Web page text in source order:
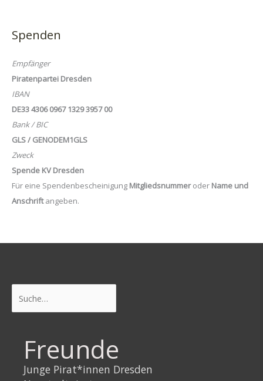
Spenden
Empfänger
Piratenpartei Dresden
IBAN
DE33 4306 0967 1329 3957 00
Bank / BIC
GLS / GENODEM1GLS
Zweck
Spende KV Dresden
Für eine Spendenbescheinigung Mitgliedsnummeroder Name und
Anschriftangeben.
Freunde
Junge Pirat*innen Dresden